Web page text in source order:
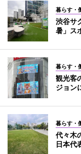
暮らす・
渋谷サ
暑」ス
暮らす・
観光客
ジョン
暮らす・
代々木
日本代